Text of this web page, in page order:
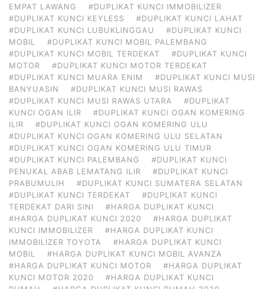
EMPAT LAWANG
#DUPLIKAT KUNCI IMMOBILIZER
#DUPLIKAT KUNCI KEYLESS
#DUPLIKAT KUNCI LAHAT
#DUPLIKAT KUNCI LUBUKLINGGAU
#DUPLIKAT KUNCI
MOBIL
#DUPLIKAT KUNCI MOBIL PALEMBANG
#DUPLIKAT KUNCI MOBIL TERDEKAT
#DUPLIKAT KUNCI
MOTOR
#DUPLIKAT KUNCI MOTOR TERDEKAT
#DUPLIKAT KUNCI MUARA ENIM
#DUPLIKAT KUNCI MUSI
BANYUASIN
#DUPLIKAT KUNCI MUSI RAWAS
#DUPLIKAT KUNCI MUSI RAWAS UTARA
#DUPLIKAT
KUNCI OGAN ILIR
#DUPLIKAT KUNCI OGAN KOMERING
ILIR
#DUPLIKAT KUNCI OGAN KOMERING ULU
#DUPLIKAT KUNCI OGAN KOMERING ULU SELATAN
#DUPLIKAT KUNCI OGAN KOMERING ULU TIMUR
#DUPLIKAT KUNCI PALEMBANG
#DUPLIKAT KUNCI
PENUKAL ABAB LEMATANG ILIR
#DUPLIKAT KUNCI
PRABUMULIH
#DUPLIKAT KUNCI SUMATERA SELATAN
#DUPLIKAT KUNCI TERDEKAT
#DUPLIKAT KUNCI
TERDEKAT DARI SINI
#HARGA DUPLIKAT KUNCI
#HARGA DUPLIKAT KUNCI 2020
#HARGA DUPLIKAT
KUNCI IMMOBILIZER
#HARGA DUPLIKAT KUNCI
IMMOBILIZER TOYOTA
#HARGA DUPLIKAT KUNCI
MOBIL
#HARGA DUPLIKAT KUNCI MOBIL AVANZA
#HARGA DUPLIKAT KUNCI MOTOR
#HARGA DUPLIKAT
KUNCI MOTOR 2020
#HARGA DUPLIKAT KUNCI